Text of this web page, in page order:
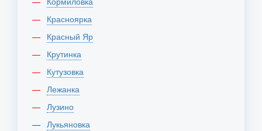
Красноярка
Красный Яр
Крутинка
Кутузовка
Лежанка
Лузино
Лукьяновка